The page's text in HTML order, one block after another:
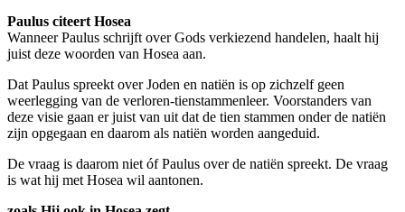
Paulus citeert Hosea
Wanneer Paulus schrijft over Gods verkiezend handelen, haalt hij
juist deze woorden van Hosea aan.
Dat Paulus spreekt over Joden en natiën is op zichzelf geen
weerlegging van de verloren-tienstammenleer. Voorstanders van
deze visie gaan er juist van uit dat de tien stammen onder de natiën
zijn opgegaan en daarom als natiën worden aangeduid.
De vraag is daarom niet óf Paulus over de natiën spreekt. De vraag
is wat hij met Hosea wil aantonen.